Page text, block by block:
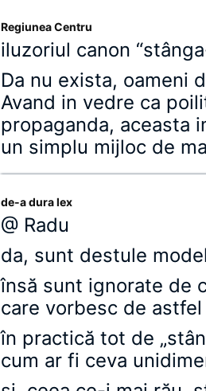
Regiunea Centru
iluzoriul canon
Da nu exista, oameni
Avand in vedre ca
propaganda, aceasta
un simplu mijloc de
de-a dura lex
@ Radu
da, sunt destule
însă sunt ignorate de
care vorbesc de
în practică tot de
cum ar fi ceva